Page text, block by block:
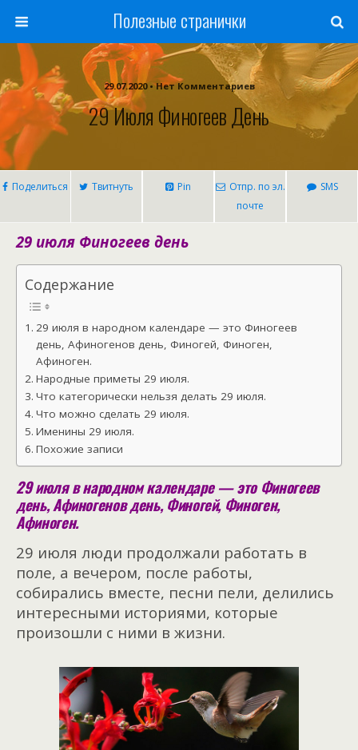
Полезные странички
29.07.2020 • Нет Комментариев
29 Июля Финогеев День
Поделиться Твитнуть Pin
Отпр. по эл.
почте
SMS
29 июля Финогеев день
Содержание
29 июля в народном календаре — это Финогеев
день, Афиногенов день, Финогей, Финоген,
Афиноген.
Народные приметы 29 июля.
Что категорически нельзя делать 29 июля.
Что можно сделать 29 июля.
Именины 29 июля.
Похожие записи
29 июля в народном календаре— это Финогеев
день, Афиногенов день, Финогей, Финоген,
Афиноген.
29 июля люди продолжали работать в
поле, а вечером, после работы,
собирались вместе, песни пели, делились
интересными историями, которые
произошли с ними в жизни.